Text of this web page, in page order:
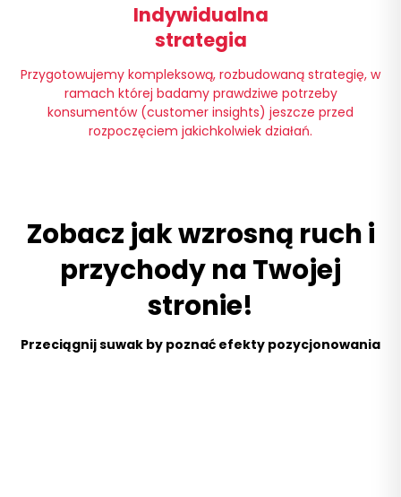
Indywidualna
strategia
Przygotowujemy kompleksową, rozbudowaną strategię, w
ramach której badamy prawdziwe potrzeby
konsumentów (customer insights) jeszcze przed
rozpoczęciem jakichkolwiek działań.
Zobacz jak wzrosną ruch i
przychody na Twojej
stronie!
Przeciągnij suwak by poznać efekty pozycjonowania